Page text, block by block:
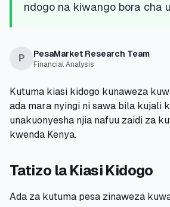
🏦Akaunti za Akiba
🛠️ZANA NA RASILIMALI
🔐Hazina ya Mikopo
🌍 Tuma Pesa
🏦Benki
ndogo na kiwango bora cha
P PesaMarket Research Team
Financial Analysis
Kutuma kiasi kidogo kunaweza
ada mara nyingi ni sawa bila kujali
unakuonyesha njia nafuu zaidi za
kwenda Kenya.
Tatizo la Kiasi Kidogo
Ada za kutuma pesa zinaweza